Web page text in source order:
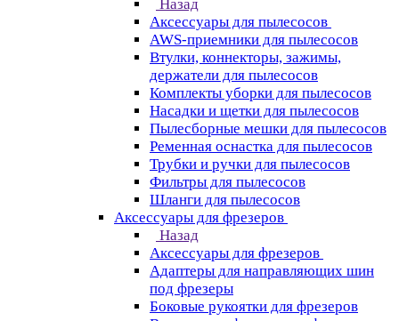
Назад
Аксессуары для пылесосов
AWS-приемники для пылесосов
Втулки, коннекторы, зажимы,
держатели для пылесосов
Комплекты уборки для пылесосов
Насадки и щетки для пылесосов
Пылесборные мешки для пылесосов
Ременная оснастка для пылесосов
Трубки и ручки для пылесосов
Фильтры для пылесосов
Шланги для пылесосов
Аксессуары для фрезеров
Назад
Аксессуары для фрезеров
Адаптеры для направляющих шин
под фрезеры
Боковые рукоятки для фрезеров